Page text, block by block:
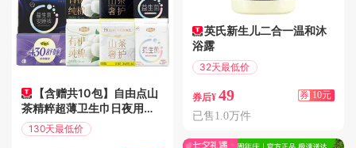
【含赠共10包】自由点山
茶精粹超薄卫生巾日夜用安
睡裤
130天最低价
英氏新生儿二合一温和沐
浴露
32天最低价
券后¥ 49 券 10元
已售1.0万件